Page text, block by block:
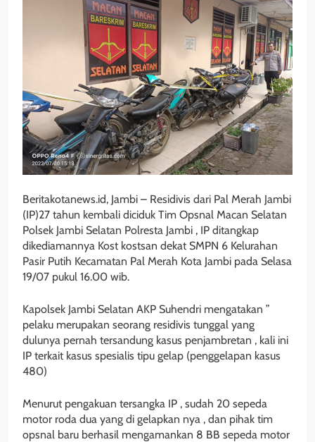
Beritakotanews.id, Jambi – Residivis dari Pal Merah Jambi
(IP)27 tahun kembali diciduk Tim Opsnal Macan Selatan
Polsek Jambi Selatan Polresta Jambi , IP ditangkap
dikediamannya Kost kostsan dekat SMPN 6 Kelurahan
Pasir Putih Kecamatan Pal Merah Kota Jambi pada Selasa
19/07 pukul 16.00 wib.
Kapolsek Jambi Selatan AKP Suhendri mengatakan ”
pelaku merupakan seorang residivis tunggal yang
dulunya pernah tersandung kasus penjambretan , kali ini
IP terkait kasus spesialis tipu gelap (penggelapan kasus
480)
Menurut pengakuan tersangka IP , sudah 20 sepeda
motor roda dua yang di gelapkan nya , dan pihak tim
opsnal baru berhasil mengamankan 8 BB sepeda motor